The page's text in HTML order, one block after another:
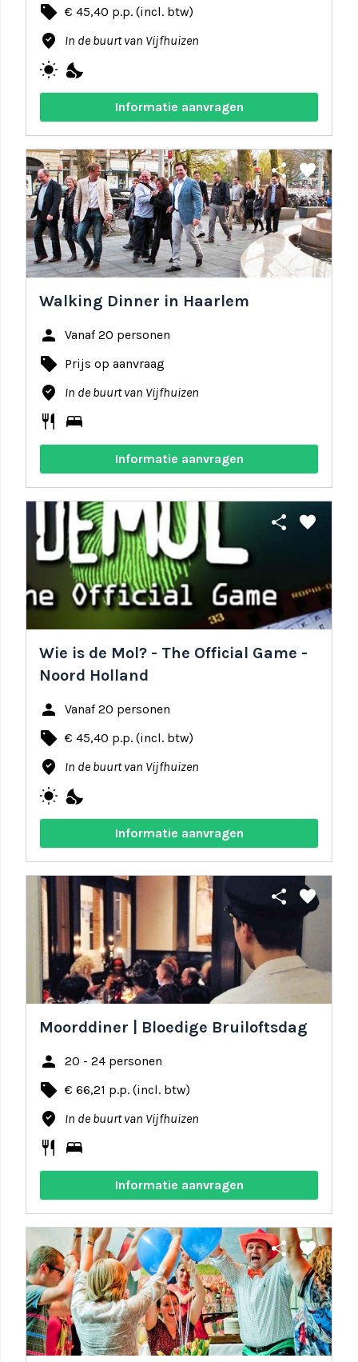
local_offer € 45,40 p.p. (incl. btw)
where_to_vote In de buurt van Vijfhuizen
wb_sunny nights_stay
Informatie aanvragen
share favorite
Walking Dinner in Haarlem
person Vanaf 20 personen
local_offer Prijs op aanvraag
where_to_vote In de buurt van Vijfhuizen
restaurant bed
Informatie aanvragen
share favorite
Wie is de Mol? - The Official Game -
Noord Holland
person Vanaf 20 personen
local_offer € 45,40 p.p. (incl. btw)
where_to_vote In de buurt van Vijfhuizen
wb_sunny nights_stay
Informatie aanvragen
share favorite
Moorddiner | Bloedige Bruiloftsdag
person 20 - 24 personen
local_offer € 66,21 p.p. (incl. btw)
where_to_vote In de buurt van Vijfhuizen
restaurant bed
Informatie aanvragen
share favorite